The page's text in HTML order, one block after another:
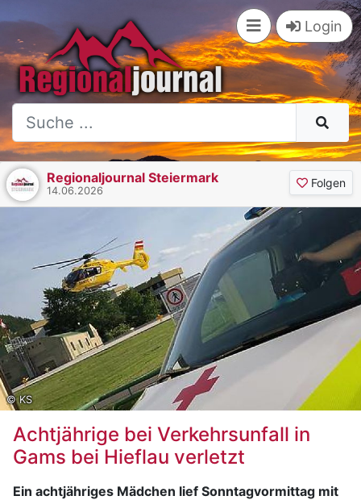
Login
Regionaljournal Steiermark
14.06.2026
Folgen
© KS
Achtjährige bei Verkehrsunfall in
Gams bei Hieflau verletzt
Ein achtjähriges Mädchen lief Sonntagvormittag mit